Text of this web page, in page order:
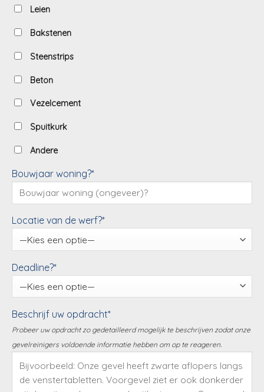
Leien
Bakstenen
Steenstrips
Beton
Vezelcement
Spuitkurk
Andere
Bouwjaar woning?*
Locatie van de werf?*
Deadline?*
Beschrijf uw opdracht*
Probeer uw opdracht zo gedetailleerd mogelijk te beschrijven zodat onze
gevelreinigers voldoende informatie hebben om op te reageren.